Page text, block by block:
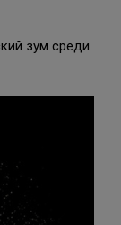
зум среди